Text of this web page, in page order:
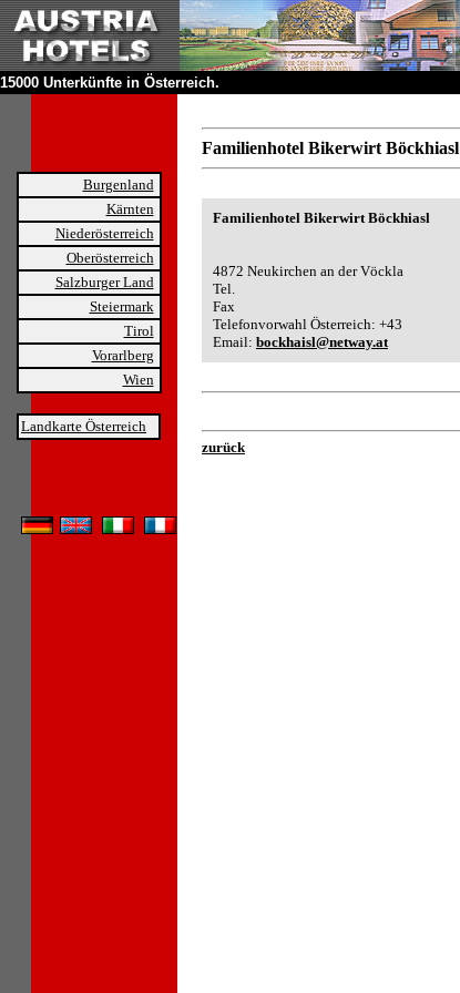
15000 Unterkünfte in Österreich.
Burgenland
Kärnten
Niederösterreich
Oberösterreich
Salzburger Land
Steiermark
Tirol
Vorarlberg
Wien
Landkarte Österreich
Familienhotel Bikerwirt Böckhiasl
Familienhotel Bikerwirt Böckhiasl
4872 Neukirchen an der Vöckla
Tel.
Fax
Telefonvorwahl Österreich: +43
Email: bockhaisl@netway.at
zurück